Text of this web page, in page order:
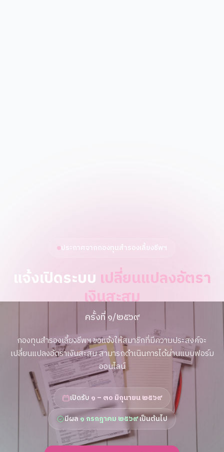
ประกาศจากกองทุนสำรองเลี้ยงชีพฯ
แจ้งเปิดระบบ เปลี่ยนแปลงอัตรา
เงินสะสม
ครั้งที่ ๑/๒๕๖๙
กองทุนสำรองเลี้ยงชีพฯ ขอแจ้งให้สมาชิกที่มีความประสงค์จะ
เปลี่ยนแปลงอัตราเงินสะสม สามารถดำเนินการได้ผ่านแบบฟอร์ม
ออนไลน์
เปิดรับ ๑ – ๓๐ มิถุนายน ๒๕๖๙
มีผล๑ กรกฎาคม ๒๕๖๙เป็นต้นไป